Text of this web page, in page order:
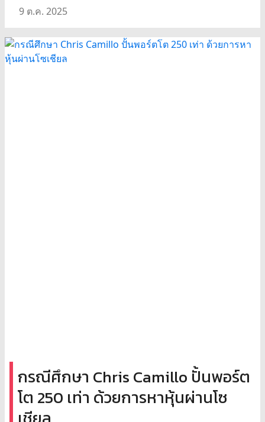
9 ต.ค. 2025
กรณีศึกษา Chris Camillo ปั้นพอร์ต
โต 250 เท่า ด้วยการหาหุ้นผ่านโซ